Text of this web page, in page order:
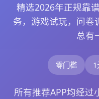
精选2026年正规靠
务，游戏试玩，问卷
总有
零门槛 1
所有推荐APP均经过